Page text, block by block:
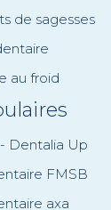
de sagesses
au froid
Dentalia Up
FMSB
axa